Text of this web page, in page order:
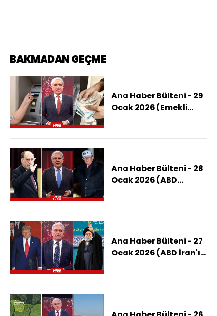
BAKMADAN GEÇME
Ana Haber Bülteni - 29
Ocak 2026 (Emekli
Ana Haber Bülteni - 28
Ocak 2026 (ABD
Ana Haber Bülteni - 27
Ocak 2026 (ABD İran'ı